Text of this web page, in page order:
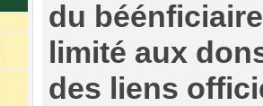
du
limité aux
des liens